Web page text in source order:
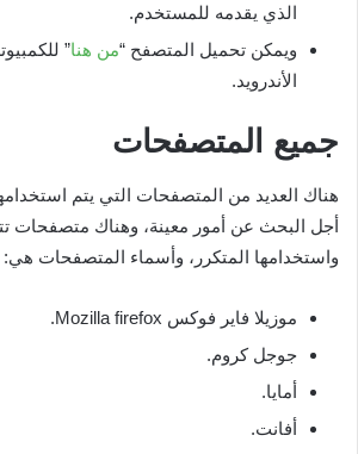
الذي يقدمه للمستخدم.
ويمكن تحميل المتصفح “من هنا”
الأندرويد.
جميع المتصفحات
هناك العديد من المتصفحات التي يتم
أجل البحث عن أمور معينة، وهناك متصفحات
واستخدامها المتكرر، وأسماء المتصفحات هي:
موزيلا فاير فوكس Mozilla firefox.
جوجل كروم.
أمايا.
أفانت.